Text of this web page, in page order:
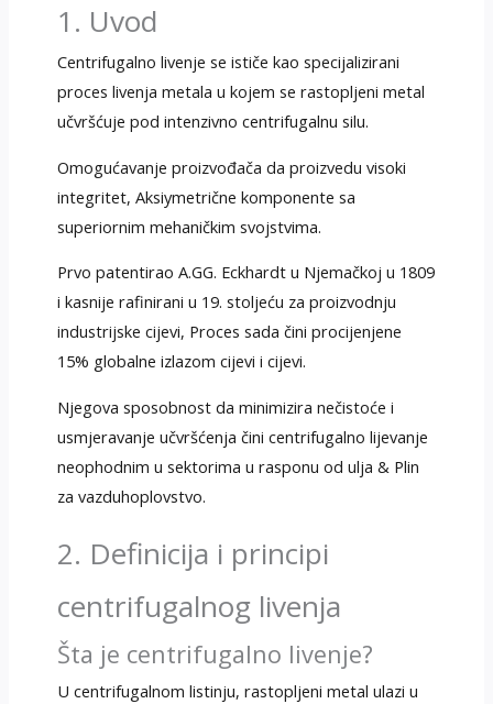
1. Uvod
Centrifugalno livenje se ističe kao specijalizirani
proces livenja metala u kojem se rastopljeni metal
učvršćuje pod intenzivno centrifugalnu silu.
Omogućavanje proizvođača da proizvedu visoki
integritet, Aksiymetrične komponente sa
superiornim mehaničkim svojstvima.
Prvo patentirao A.GG. Eckhardt u Njemačkoj u 1809
i kasnije rafinirani u 19. stoljeću za proizvodnju
industrijske cijevi, Proces sada čini procijenjene
15% globalne izlazom cijevi i cijevi.
Njegova sposobnost da minimizira nečistoće i
usmjeravanje učvršćenja čini centrifugalno lijevanje
neophodnim u sektorima u rasponu od ulja & Plin
za vazduhoplovstvo.
2. Definicija i principi
centrifugalnog livenja
Šta je centrifugalno livenje?
U centrifugalnom listinju, rastopljeni metal ulazi u